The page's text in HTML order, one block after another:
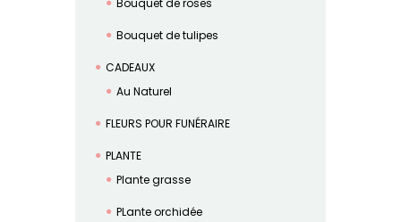
Bouquet de roses
Bouquet de tulipes
CADEAUX
Au Naturel
FLEURS POUR FUNÉRAIRE
PLANTE
Plante grasse
PLante orchidée